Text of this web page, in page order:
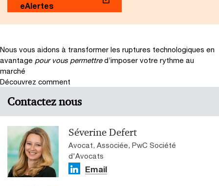
eAlertes
Nous vous aidons à transformer les ruptures technologiques en
avantage pour vous permettre d’imposer votre rythme au
marché
Découvrez comment
Contactez nous
Séverine Defert
Avocat, Associée, PwC Société
d'Avocats
Email